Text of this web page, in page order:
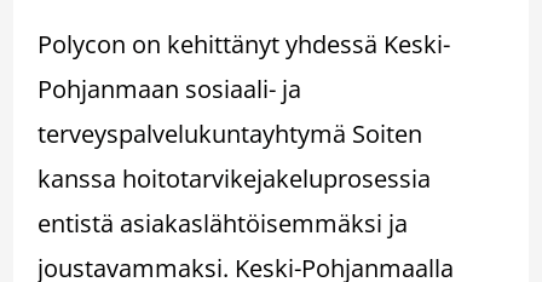
Polycon on kehittänyt yhdessä Keski-
Pohjanmaan sosiaali- ja
terveyspalvelukuntayhtymä Soiten
kanssa hoitotarvikejakeluprosessia
entistä asiakaslähtöisemmäksi ja
joustavammaksi. Keski-Pohjanmaalla